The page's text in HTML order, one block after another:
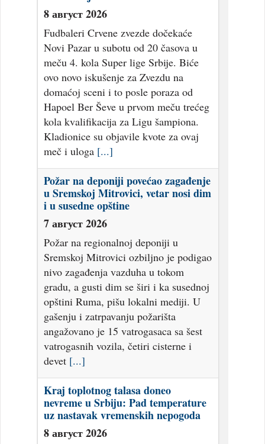
8 август 2026
Fudbaleri Crvene zvezde dočekaće
Novi Pazar u subotu od 20 časova u
meču 4. kola Super lige Srbije. Biće
ovo novo iskušenje za Zvezdu na
domaćoj sceni i to posle poraza od
Hapoel Ber Ševe u prvom meču trećeg
kola kvalifikacija za Ligu šampiona.
Kladionice su objavile kvote za ovaj
meč i uloga [...]
Požar na deponiji povećao zagađenje
u Sremskoj Mitrovici, vetar nosi dim
i u susedne opštine
7 август 2026
Požar na regionalnoj deponiji u
Sremskoj Mitrovici ozbiljno je podigao
nivo zagađenja vazduha u tokom
gradu, a gusti dim se širi i ka susednoj
opštini Ruma, pišu lokalni mediji. U
gašenju i zatrpavanju požarišta
angažovano je 15 vatrogasaca sa šest
vatrogasnih vozila, četiri cisterne i
devet [...]
Kraj toplotnog talasa doneo
nevreme u Srbiju: Pad temperature
uz nastavak vremenskih nepogoda
8 август 2026